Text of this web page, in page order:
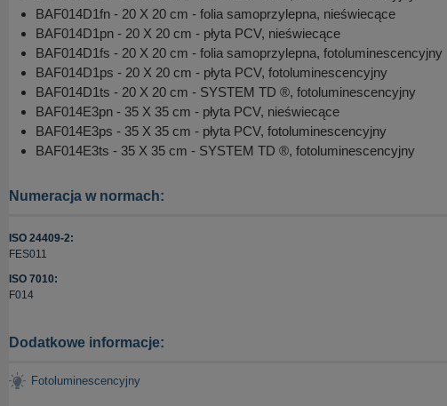
BAF014D1fn - 20 X 20 cm - folia samoprzylepna, nieświecące
BAF014D1pn - 20 X 20 cm - płyta PCV, nieświecące
BAF014D1fs - 20 X 20 cm - folia samoprzylepna, fotoluminescencyjny
BAF014D1ps - 20 X 20 cm - płyta PCV, fotoluminescencyjny
BAF014D1ts - 20 X 20 cm - SYSTEM TD ®, fotoluminescencyjny
BAF014E3pn - 35 X 35 cm - płyta PCV, nieświecące
BAF014E3ps - 35 X 35 cm - płyta PCV, fotoluminescencyjny
BAF014E3ts - 35 X 35 cm - SYSTEM TD ®, fotoluminescencyjny
Numeracja w normach:
ISO 24409-2:
FES011
ISO 7010:
F014
Dodatkowe informacje:
Fotoluminescencyjny